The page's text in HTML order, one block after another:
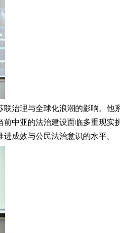
治理与全球化浪潮的影响。他
中亚的法治建设面临多重现实
成效与公民法治意识的水平。